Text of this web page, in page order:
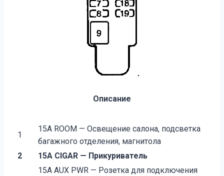
Описание
1
15А ROOM — Освещение салона, подсветка
багажного отделения, магнитола
2
15А CIGAR — Прикуриватель
15А AUX PWR — Розетка для подключения